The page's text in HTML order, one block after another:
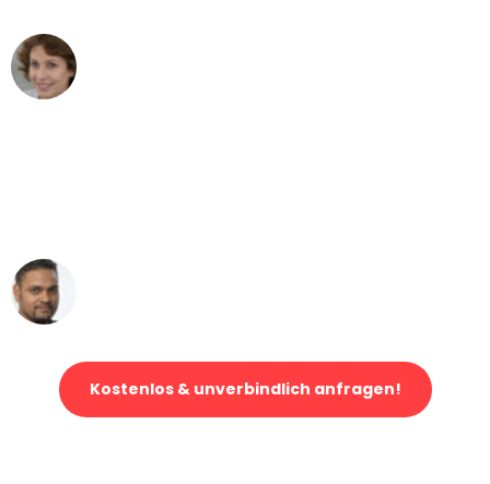
Kostenlos & unverbindlich anfragen!